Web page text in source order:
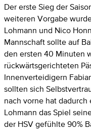
Der erste Sieg der
weiteren Vorgabe
Lohmann und Nico
Mannschaft sollte auf
den ersten 40 Minuten
rückwärtsgerichteten
Innenverteidigern
sollten sich
nach vorne hat
Lohmann das Spiel
der HSV gefühlte 90%